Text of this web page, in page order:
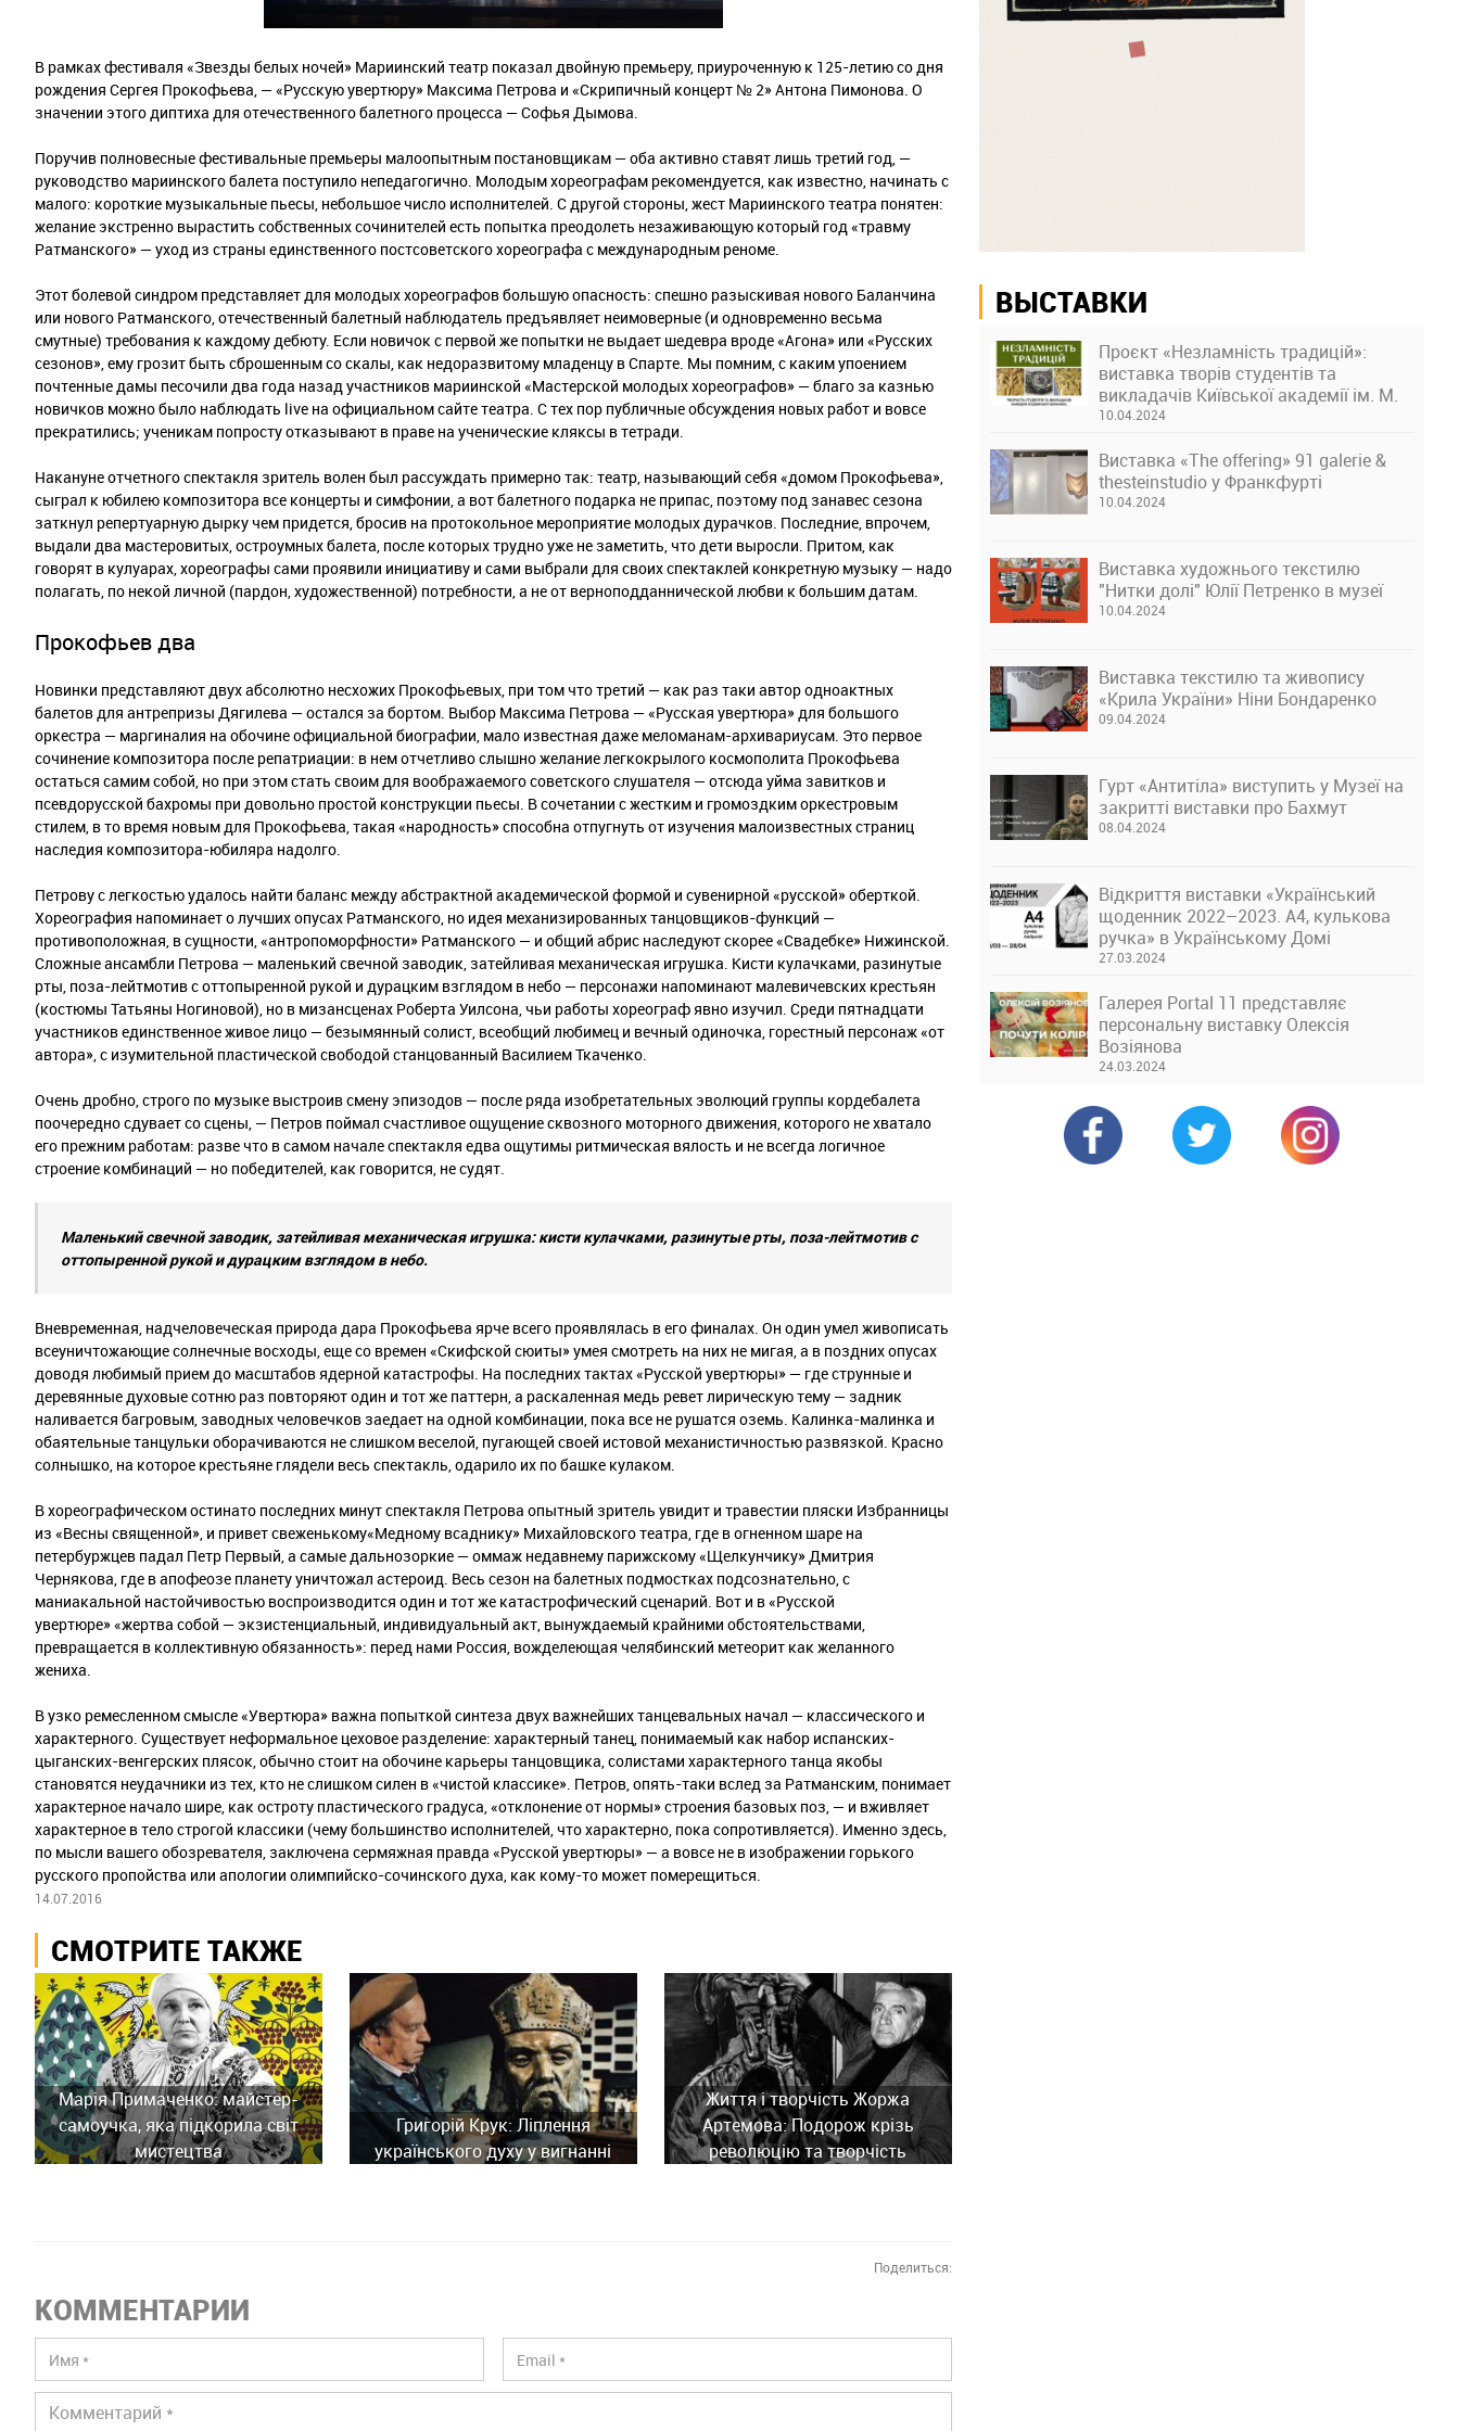
В рамках фестиваля «Звезды белых ночей» Мариинский театр показал двойную премьеру, приуроченную к 125-летию со дня
рождения Сергея Прокофьева, — «Русскую увертюру» Максима Петрова и «Скрипичный концерт № 2» Антона Пимонова. О
значении этого диптиха для отечественного балетного процесса — Софья Дымова.
Поручив полновесные фестивальные премьеры малоопытным постановщикам — оба активно ставят лишь третий год, —
руководство мариинского балета поступило непедагогично. Молодым хореографам рекомендуется, как известно, начинать с
малого: короткие музыкальные пьесы, небольшое число исполнителей. С другой стороны, жест Мариинского театра понятен:
желание экстренно вырастить собственных сочинителей есть попытка преодолеть незаживающую который год «травму
Ратманского» — уход из страны единственного постсоветского хореографа с международным реноме.
Этот болевой синдром представляет для молодых хореографов большую опасность: спешно разыскивая нового Баланчина
или нового Ратманского, отечественный балетный наблюдатель предъявляет неимоверные (и одновременно весьма
смутные) требования к каждому дебюту. Если новичок с первой же попытки не выдает шедевра вроде «Агона» или «Русских
сезонов», ему грозит быть сброшенным со скалы, как недоразвитому младенцу в Спарте. Мы помним, с каким упоением
почтенные дамы песочили два года назад участников мариинской «Мастерской молодых хореографов» — благо за казнью
новичков можно было наблюдать live на официальном сайте театра. С тех пор публичные обсуждения новых работ и вовсе
прекратились; ученикам попросту отказывают в праве на ученические кляксы в тетради.
Накануне отчетного спектакля зритель волен был рассуждать примерно так: театр, называющий себя «домом Прокофьева»,
сыграл к юбилею композитора все концерты и симфонии, а вот балетного подарка не припас, поэтому под занавес сезона
заткнул репертуарную дырку чем придется, бросив на протокольное мероприятие молодых дурачков. Последние, впрочем,
выдали два мастеровитых, остроумных балета, после которых трудно уже не заметить, что дети выросли. Притом, как
говорят в кулуарах, хореографы сами проявили инициативу и сами выбрали для своих спектаклей конкретную музыку — надо
полагать, по некой личной (пардон, художественной) потребности, а не от верноподданнической любви к большим датам.
Прокофьев два
Новинки представляют двух абсолютно несхожих Прокофьевых, при том что третий — как раз таки автор одноактных
балетов для антрепризы Дягилева — остался за бортом. Выбор Максима Петрова — «Русская увертюра» для большого
оркестра — маргиналия на обочине официальной биографии, мало известная даже меломанам-архивариусам. Это первое
сочинение композитора после репатриации: в нем отчетливо слышно желание легкокрылого космополита Прокофьева
остаться самим собой, но при этом стать своим для воображаемого советского слушателя — отсюда уйма завитков и
псевдорусской бахромы при довольно простой конструкции пьесы. В сочетании с жестким и громоздким оркестровым
стилем, в то время новым для Прокофьева, такая «народность» способна отпугнуть от изучения малоизвестных страниц
наследия композитора-юбиляра надолго.
Петрову с легкостью удалось найти баланс между абстрактной академической формой и сувенирной «русской» оберткой.
Хореография напоминает о лучших опусах Ратманского, но идея механизированных танцовщиков-функций —
противоположная, в сущности, «антропоморфности» Ратманского — и общий абрис наследуют скорее «Свадебке» Нижинской.
Сложные ансамбли Петрова — маленький свечной заводик, затейливая механическая игрушка. Кисти кулачками, разинутые
рты, поза-лейтмотив с оттопыренной рукой и дурацким взглядом в небо — персонажи напоминают малевичевских крестьян
(костюмы Татьяны Ногиновой), но в мизансценах Роберта Уилсона, чьи работы хореограф явно изучил. Среди пятнадцати
участников единственное живое лицо — безымянный солист, всеобщий любимец и вечный одиночка, горестный персонаж «от
автора», с изумительной пластической свободой станцованный Василием Ткаченко.
Очень дробно, строго по музыке выстроив смену эпизодов — после ряда изобретательных эволюций группы кордебалета
поочередно сдувает со сцены, — Петров поймал счастливое ощущение сквозного моторного движения, которого не хватало
его прежним работам: разве что в самом начале спектакля едва ощутимы ритмическая вялость и не всегда логичное
строение комбинаций — но победителей, как говорится, не судят.
Маленький свечной заводик, затейливая механическая игрушка: кисти кулачками, разинутые рты, поза-лейтмотив с
оттопыренной рукой и дурацким взглядом в небо.
Вневременная, надчеловеческая природа дара Прокофьева ярче всего проявлялась в его финалах. Он один умел живописать
всеуничтожающие солнечные восходы, еще со времен «Скифской сюиты» умея смотреть на них не мигая, а в поздних опусах
доводя любимый прием до масштабов ядерной катастрофы. На последних тактах «Русской увертюры» — где струнные и
деревянные духовые сотню раз повторяют один и тот же паттерн, а раскаленная медь ревет лирическую тему — задник
наливается багровым, заводных человечков заедает на одной комбинации, пока все не рушатся оземь. Калинка-малинка и
обаятельные танцульки оборачиваются не слишком веселой, пугающей своей истовой механистичностью развязкой. Красно
солнышко, на которое крестьяне глядели весь спектакль, одарило их по башке кулаком.
В хореографическом остинато последних минут спектакля Петрова опытный зритель увидит и травестии пляски Избранницы
из «Весны священной», и привет свеженькому«Медному всаднику» Михайловского театра, где в огненном шаре на
петербуржцев падал Петр Первый, а самые дальнозоркие — оммаж недавнему парижскому «Щелкунчику» Дмитрия
Чернякова, где в апофеозе планету уничтожал астероид. Весь сезон на балетных подмостках подсознательно, с
маниакальной настойчивостью воспроизводится один и тот же катастрофический сценарий. Вот и в «Русской
увертюре» «жертва собой — экзистенциальный, индивидуальный акт, вынуждаемый крайними обстоятельствами,
превращается в коллективную обязанность»: перед нами Россия, вожделеющая челябинский метеорит как желанного
жениха.
В узко ремесленном смысле «Увертюра» важна попыткой синтеза двух важнейших танцевальных начал — классического и
характерного. Существует неформальное цеховое разделение: характерный танец, понимаемый как набор испанских-
цыганских-венгерских плясок, обычно стоит на обочине карьеры танцовщика, солистами характерного танца якобы
становятся неудачники из тех, кто не слишком силен в «чистой классике». Петров, опять-таки вслед за Ратманским, понимает
характерное начало шире, как остроту пластического градуса, «отклонение от нормы» строения базовых поз, — и вживляет
характерное в тело строгой классики (чему большинство исполнителей, что характерно, пока сопротивляется). Именно здесь,
по мысли вашего обозревателя, заключена сермяжная правда «Русской увертюры» — а вовсе не в изображении горького
русского пропойства или апологии олимпийско-сочинского духа, как кому-то может померещиться.
14.07.2016
СМОТРИТЕ ТАКЖЕ
Марія Примаченко: майстер-
самоучка, яка підкорила світ
мистецтва
Григорій Крук: Ліплення
українського духу у вигнанні
Життя і творчість Жоржа
Артемова: Подорож крізь
революцію та творчість
Поделиться:
КОММЕНТАРИИ
ВЫСТАВКИ
Проєкт «Незламність традицій»:
виставка творів студентів та
викладачів Київської академії ім. М.
Бойчука
10.04.2024
Виставка «The offering» 91 galerie &
thesteinstudio у Франкфурті
10.04.2024
Виставка художнього текстилю
"Нитки долі" Юлії Петренко в музеї
10.04.2024
Виставка текстилю та живопису
«Крила України» Ніни Бондаренко
09.04.2024
Гурт «Антитіла» виступить у Музеї на
закритті виставки про Бахмут
08.04.2024
Відкриття виставки «Український
щоденник 2022–2023. А4, кулькова
ручка» в Українському Домі
27.03.2024
Галерея Portal 11 представляє
персональну виставку Олексія
Возіянова
24.03.2024